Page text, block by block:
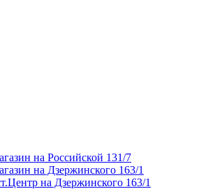
на Российской 131/7
на Дзержинского 163/1
на Дзержинского 163/1